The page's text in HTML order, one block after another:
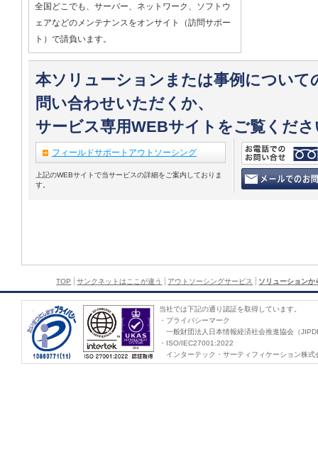
全国どこでも、サーバー、ネットワーク、ソフトウ
ェアなどのメンテナンスをオンサイト（訪問サポー
ト）で請負います。
本ソリューションまたは事例について
問い合わせいただくか、
サービス専用WEBサイトをご覧くださ
フィールドサポートアウトソーシング
上記のWEBサイトで当サービスの詳細をご案内しておりま
す。
TOP サンクネットはここが違う アウトソーシングサービス ソリューションか
当社では下記の通り認証を取得しています。
・プライバシーマーク
一般財団法人日本情報経済社会推進協会（
・ISO/IEC27001:2022
インターテック・サーティフィケーション株式